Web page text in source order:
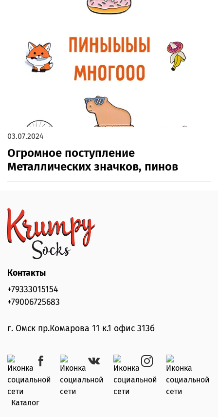
03.07.2024
Огромное поступление
Металлических значков, пинов
Каталог
Контакты
+79333015154
+79006725683
г. Омск пр.Комарова 11 к.1 офис 313б